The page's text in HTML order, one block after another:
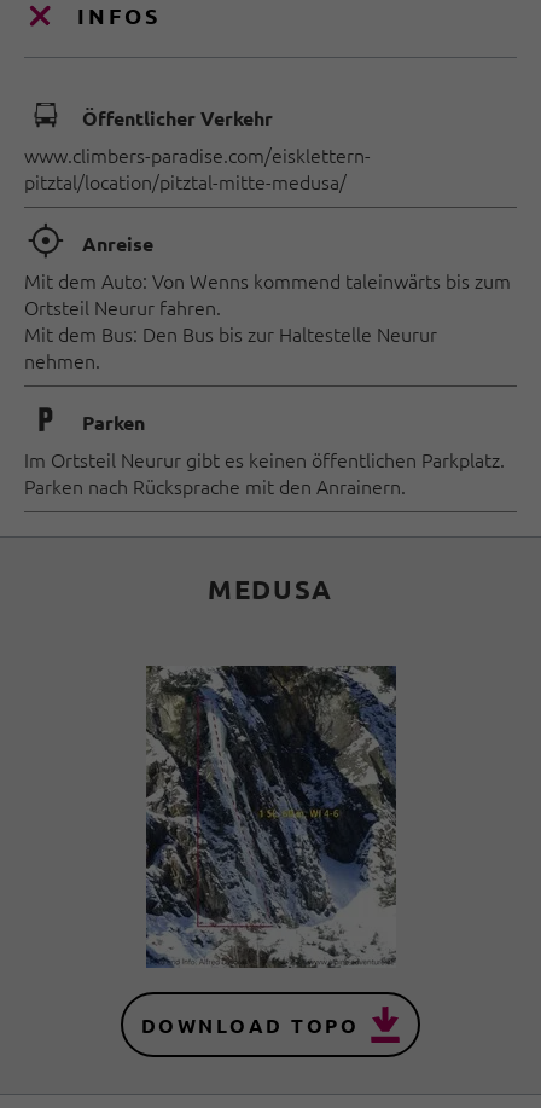
INFOS
🕞 Öffentlicher Verkehr
www.climbers-paradise.com/eisklettern-
pitztal/location/pitztal-mitte-medusa/
🞞 Anreise
Mit dem Auto: Von Wenns kommend taleinwärts bis zum
Ortsteil Neurur fahren.
Mit dem Bus: Den Bus bis zur Haltestelle Neurur
nehmen.
🐈 Parken
Im Ortsteil Neurur gibt es keinen öffentlichen Parkplatz.
Parken nach Rücksprache mit den Anrainern.
MEDUSA
DOWNLOAD TOPO